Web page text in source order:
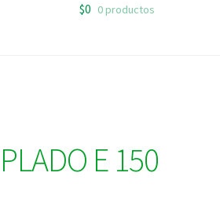
$0 0 productos
E 150